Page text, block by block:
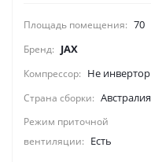
Площадь помещения: 70
Бренд: JAX
Компрессор: Не инвертор
Страна сборки: Австралия
Режим приточной
вентиляции: Есть